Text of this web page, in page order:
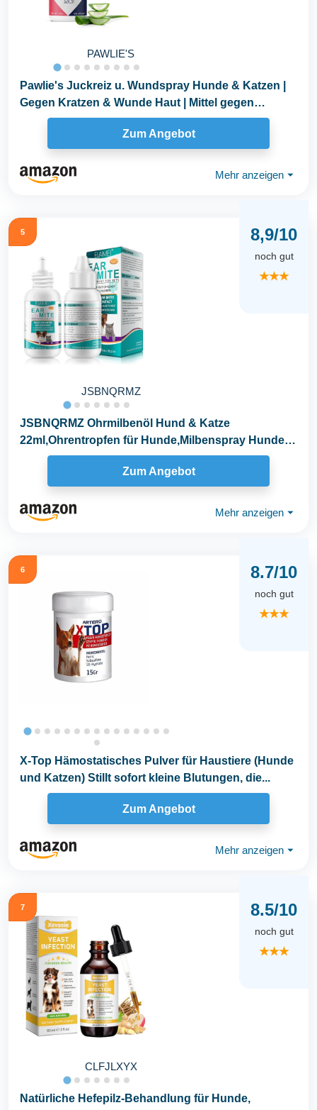
PAWLIE'S
Pawlie's Juckreiz u. Wundspray Hunde & Katzen |
Gegen Kratzen & Wunde Haut | Mittel gegen
Juckreiz...
Zum Angebot
Mehr anzeigen ⏷
5
JSBNQRMZ
8,9/10
noch gut
★★★
JSBNQRMZ Ohrmilbenöl Hund & Katze
22ml,Ohrentropfen für Hunde,Milbenspray Hunde
Sanfte Pflege bei...
Zum Angebot
Mehr anzeigen ⏷
6 8.7/10
noch gut
★★★
X-Top Hämostatisches Pulver für Haustiere (Hunde
und Katzen) Stillt sofort kleine Blutungen, die...
Zum Angebot
Mehr anzeigen ⏷
7
CLFJLXYX
8.5/10
noch gut
★★★
Natürliche Hefepilz-Behandlung für Hunde,